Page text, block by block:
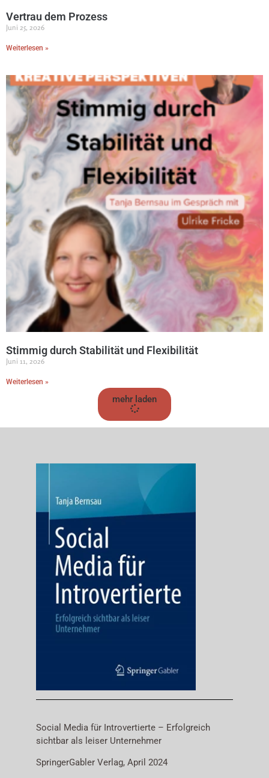
Vertrau dem Prozess
Juni 25, 2026
Weiterlesen »
Stimmig durch Stabilität und Flexibilität
Juni 11, 2026
Weiterlesen »
mehr laden
Social Media für Introvertierte – Erfolgreich
sichtbar als leiser Unternehmer
SpringerGabler Verlag, April 2024